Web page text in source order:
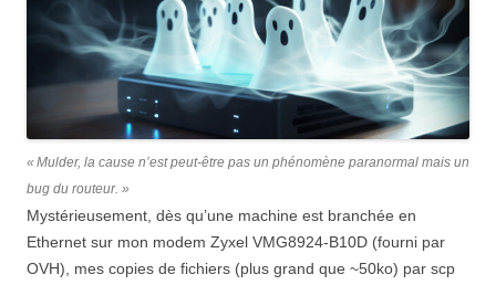
«Mulder, la cause n’est peut-être pas un phénomène paranormal mais un
bug du routeur. »
Mystérieusement, dès qu’une machine est branchée en
Ethernet sur mon modem Zyxel VMG8924-B10D (fourni par
OVH), mes copies de fichiers (plus grand que ~50ko) par scp